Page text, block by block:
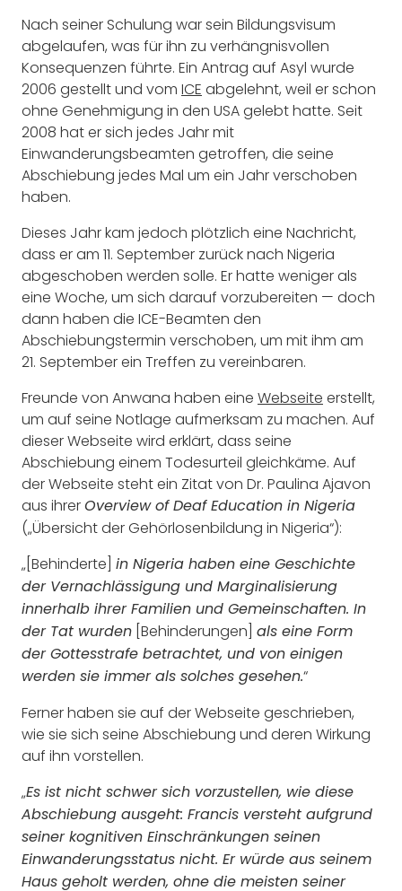
Nach seiner Schulung war sein Bildungsvisum
abgelaufen, was für ihn zu verhängnisvollen
Konsequenzen führte. Ein Antrag auf Asyl wurde
2006 gestellt und vom ICE abgelehnt, weil er schon
ohne Genehmigung in den USA gelebt hatte. Seit
2008 hat er sich jedes Jahr mit
Einwanderungsbeamten getroffen, die seine
Abschiebung jedes Mal um ein Jahr verschoben
haben.
Dieses Jahr kam jedoch plötzlich eine Nachricht,
dass er am 11. September zurück nach Nigeria
abgeschoben werden solle. Er hatte weniger als
eine Woche, um sich darauf vorzubereiten — doch
dann haben die ICE-Beamten den
Abschiebungstermin verschoben, um mit ihm am
21. September ein Treffen zu vereinbaren.
Freunde von Anwana haben eine Webseite erstellt,
um auf seine Notlage aufmerksam zu machen. Auf
dieser Webseite wird erklärt, dass seine
Abschiebung einem Todesurteil gleichkäme. Auf
der Webseite steht ein Zitat von Dr. Paulina Ajavon
aus ihrer Overview of Deaf Education in Nigeria
(„Übersicht der Gehörlosenbildung in Nigeria“):
„[Behinderte]
in Nigeria haben eine Geschichte
der Vernachlässigung und Marginalisierung
innerhalb ihrer Familien und Gemeinschaften. In
der Tat wurden
[Behinderungen]
als eine Form
der Gottesstrafe betrachtet, und von einigen
werden sie immer als solches gesehen.“
Ferner haben sie auf der Webseite geschrieben,
wie sie sich seine Abschiebung und deren Wirkung
auf ihn vorstellen.
„Es ist nicht schwer sich vorzustellen, wie diese
Abschiebung ausgeht: Francis versteht aufgrund
seiner kognitiven Einschränkungen seinen
Einwanderungsstatus nicht. Er würde aus seinem
Haus geholt werden, ohne die meisten seiner